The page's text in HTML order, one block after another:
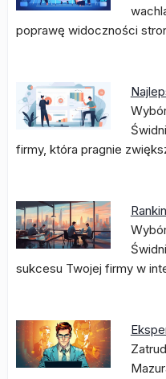
poprawę widoczności
firmy, która pragnie
sukcesu Twojej firmy w